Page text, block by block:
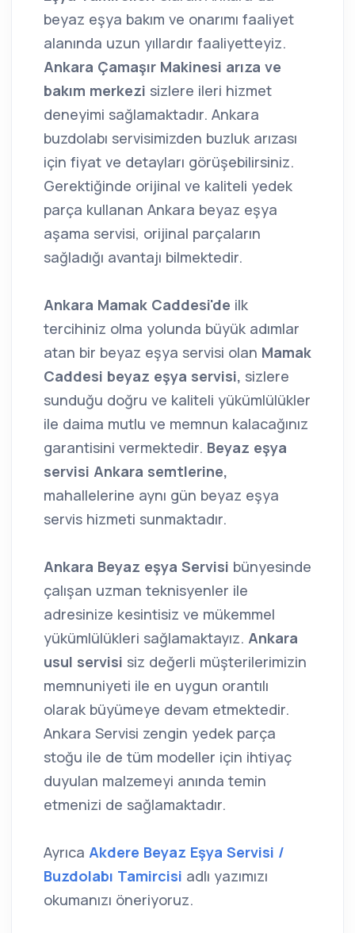
beyaz eşya bakım ve onarımı faaliyet
alanında uzun yıllardır faaliyetteyiz.
Ankara Çamaşır Makinesi arıza ve
bakım merkezi sizlere ileri hizmet
deneyimi sağlamaktadır. Ankara
buzdolabı servisimizden buzluk arızası
için fiyat ve detayları görüşebilirsiniz.
Gerektiğinde orijinal ve kaliteli yedek
parça kullanan Ankara beyaz eşya
aşama servisi, orijinal parçaların
sağladığı avantajı bilmektedir.
Ankara Mamak Caddesi'de ilk
tercihiniz olma yolunda büyük adımlar
atan bir beyaz eşya servisi olan Mamak
Caddesi beyaz eşya servisi, sizlere
sunduğu doğru ve kaliteli yükümlülükler
ile daima mutlu ve memnun kalacağınız
garantisini vermektedir. Beyaz eşya
servisi Ankara semtlerine,
mahallelerine aynı gün beyaz eşya
servis hizmeti sunmaktadır.
Ankara Beyaz eşya Servisi bünyesinde
çalışan uzman teknisyenler ile
adresinize kesintisiz ve mükemmel
yükümlülükleri sağlamaktayız. Ankara
usul servisi siz değerli müşterilerimizin
memnuniyeti ile en uygun orantılı
olarak büyümeye devam etmektedir.
Ankara Servisi zengin yedek parça
stoğu ile de tüm modeller için ihtiyaç
duyulan malzemeyi anında temin
etmenizi de sağlamaktadır.
Ayrıca Akdere Beyaz Eşya Servisi /
Buzdolabı Tamircisi adlı yazımızı
okumanızı öneriyoruz.